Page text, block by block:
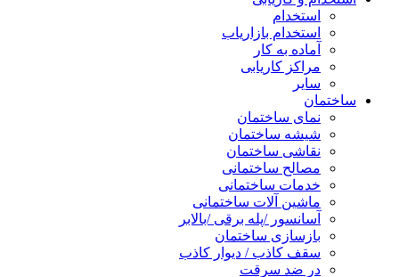
استخدام
استخدام بازاریاب
آماده به کار
مراکز کاریابی
سایر
ساختمان
نمای ساختمان
شیشه ساختمان
نقاشی ساختمان
مصالح ساختمانی
خدمات ساختمانی
ماشین آلات ساختمانی
آسانسور /پله برقی /بالابر
بازسازی ساختمان
سقف کاذب / دیوار کاذب
در ضد سرقت